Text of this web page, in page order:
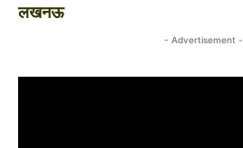
लखनऊ
- Advertisement -